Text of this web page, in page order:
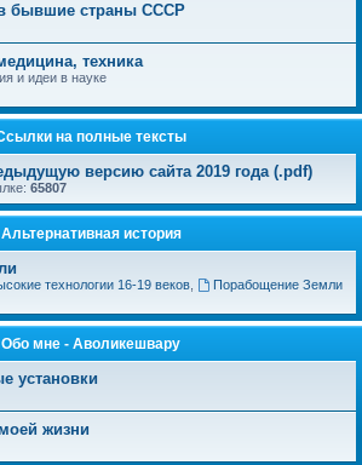
бывшие страны СССР
техника
и идеи в науке
на полные тексты
версию сайта 2019 года (.pdf)
65807
Альтернативная история
технологии 16-19 веков,
Порабощение Земли
Обо мне - Аволикешвару
установки
жизни